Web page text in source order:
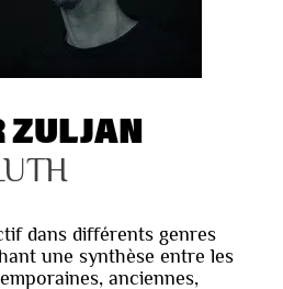
ZULJAN
dans différents genres
une synthèse entre les
anciennes,